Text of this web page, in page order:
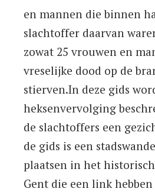
en mannen die binnen
slachtoffer daarvan
zowat 25 vrouwen en
vreselijke dood op de
stierven.In deze gids
heksenvervolging
de slachtoffers een
de gids is een
plaatsen in het
Gent die een link